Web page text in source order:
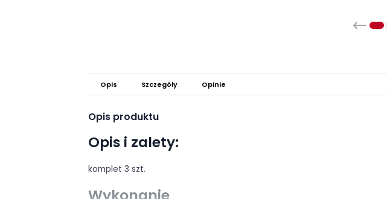
Opis Szczegóły Opinie
Opis produktu
Opis i zalety:
komplet 3 szt.